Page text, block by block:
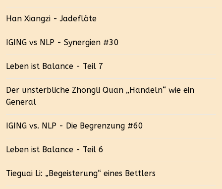
Han Xiangzi - Jadeflöte
IGING vs NLP - Synergien #30
Leben ist Balance - Teil 7
Der unsterbliche Zhongli Quan „Handeln“ wie ein
General
IGING vs. NLP - Die Begrenzung #60
Leben ist Balance - Teil 6
Tieguai Li: „Begeisterung“ eines Bettlers